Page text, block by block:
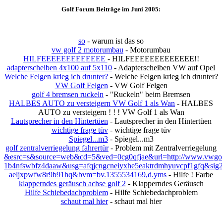
Golf Forum Beiträge im Juni 2005:
so - warum ist das so
vw golf 2 motorumbau - Motorumbau
HILFEEEEEEEEEEEEE - HILFEEEEEEEEEEEEE!!
adapterscheiben 4x100 auf 5x110 - Adapterscheiben VW auf Opel
Welche Felgen krieg ich drunter?- Welche Felgen krieg ich drunter?
VW Golf Felgen - VW Golf Felgen
golf 4 bremsen ruckeln - "Ruckeln" beim Bremsen
HALBES AUTO zu versteigern VW Golf 1 als Wan - HALBES
AUTO zu versteigern ! ! ! VW Golf 1 als Wan
Lautsprecher in den Hintertüen - Lautsprecher in den Hintertüen
wichtige frage tüv- wichtige frage tüv
Spiegel...m3- Spiegel...m3
golf zentralverriegelung fahrertür- Problem mit Zentralverriegelung
&esrc=s&source=web&cd=5&ved=0cg0qfjae&url=http://
aeljxpwfw8r9b91hq&bvm=bv.1355534169,d.yms - Hilfe ! Farbe
klapperndes geräusch achse golf 2 - Klapperndes Geräusch
Hilfe Schiebedachproblem- Hilfe Schiebedachproblem
schaut mal hier- schaut mal hier